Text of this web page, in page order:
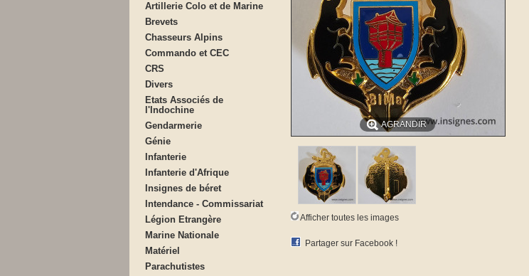
Artillerie Colo et de Marine
Brevets
Chasseurs Alpins
Commando et CEC
CRS
Divers
Etats Associés de
l'Indochine
Gendarmerie
Génie
Infanterie
Infanterie d'Afrique
Insignes de béret
Intendance - Commissariat
Légion Etrangère
Marine Nationale
Matériel
Parachutistes
AGRANDIR
Afficher toutes les images
Partager sur Facebook !